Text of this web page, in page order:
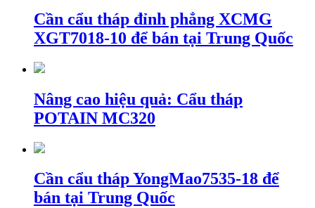
Cần cẩu tháp đỉnh phẳng XCMG
XGT7018-10 để bán tại Trung Quốc
Nâng cao hiệu quả: Cẩu tháp
POTAIN MC320
Cần cẩu tháp YongMao7535-18 để
bán tại Trung Quốc